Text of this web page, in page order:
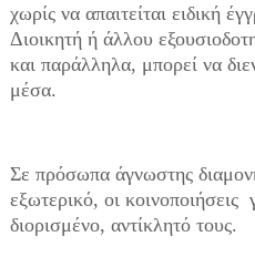
χωρίς να απαιτείται ειδική
Διοικητή ή άλλου
και παράλληλα, μπορεί να
μέσα.
Σε πρόσωπα άγνωστης
εξωτερικό, οι κοινοποιήσεις
διορισμένο, αντίκλητό τους.